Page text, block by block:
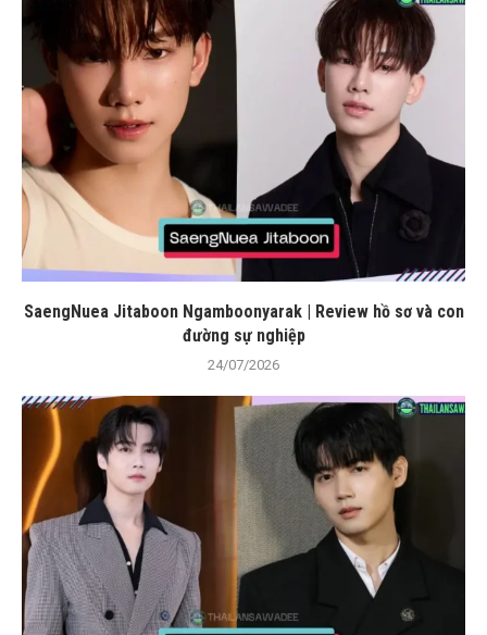
SaengNuea Jitaboon Ngamboonyarak | Review hồ sơ và con
đường sự nghiệp
24/07/2026